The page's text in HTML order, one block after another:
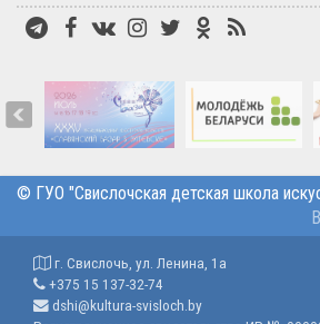
© ГУО "Свислочская детская школа
г. Свислочь, ул. Ленина, 1а
+375 15 137-32-74
dshi@kultura-svisloch.by